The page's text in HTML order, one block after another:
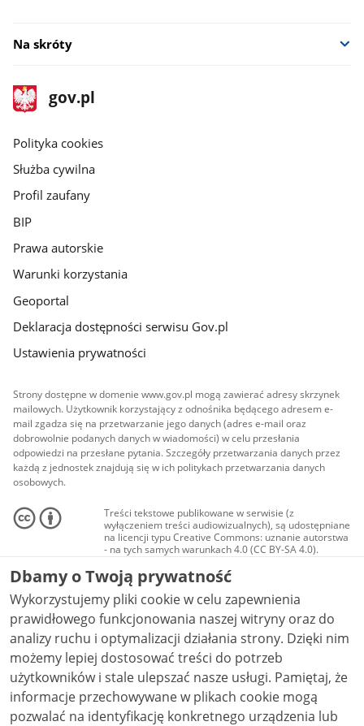
Na skróty
stopka
gov.pl
Strona
gov.pl
gov.pl
Polityka cookies
Służba cywilna
Profil zaufany
BIP
Prawa autorskie
Warunki korzystania
Geoportal
Deklaracja dostępności serwisu Gov.pl
Ustawienia prywatności
Strony dostępne w domenie www.gov.pl mogą zawierać adresy skrzynek
mailowych. Użytkownik korzystający z odnośnika będącego adresem e-
mail zgadza się na przetwarzanie jego danych (adres e-mail oraz
dobrowolnie podanych danych w wiadomości) w celu przesłania
odpowiedzi na przesłane pytania. Szczegóły przetwarzania danych przez
każdą z jednostek znajdują się w ich politykach przetwarzania danych
osobowych.
Treści tekstowe publikowane w serwisie (z
wyłączeniem treści audiowizualnych), są udostępniane
na licencji typu Creative Commons: uznanie autorstwa
- na tych samych warunkach 4.0 (CC BY-SA 4.0).
Materiały audiowizualne, w tym zdjęcia, materiały
audio i wideo, są udostępniane na licencji typu
Creative Commons: uznanie autorstwa użycie
niekomercyjne - bez utworów zależnych 4.0 (CC BY-
NC-ND 4.0), o ile nie jest to stwierdzone inaczej.
Dbamy o Twoją prywatność
Wykorzystujemy pliki cookie w celu zapewnienia
prawidłowego funkcjonowania naszej witryny oraz do
analizy ruchu i optymalizacji działania strony. Dzięki nim
możemy lepiej dostosować treści do potrzeb
użytkowników i stale ulepszać nasze usługi. Pamiętaj, że
informacje przechowywane w plikach cookie mogą
pozwalać na identyfikację konkretnego urządzenia lub